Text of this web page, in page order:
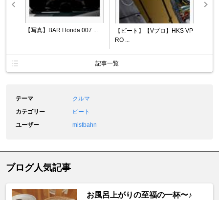
【写真】BAR Honda 007 ...
【ビート】【Vプロ】HKS VP
RO ...
記事一覧
テーマ
クルマ
カテゴリー
ビート
ユーザー
mistbahn
ブログ人気記事
お風呂上がりの至福の一杯〜♪